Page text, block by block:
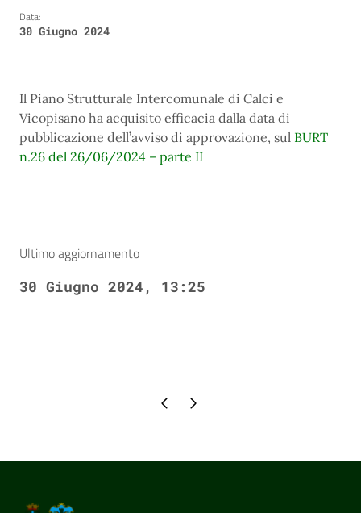
Data:
30 Giugno 2024
Il Piano Strutturale Intercomunale di Calci e
Vicopisano ha acquisito efficacia dalla data di
pubblicazione dell’avviso di approvazione, sul BURT
n.26 del 26/06/2024 – parte II
Ultimo aggiornamento
30 Giugno 2024, 13:25
Pagina precedente
Pagina successiva